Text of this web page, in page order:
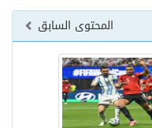
المحتوى السابق